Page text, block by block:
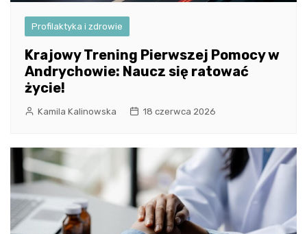
Profilaktyka i zdrowie
Krajowy Trening Pierwszej Pomocy w
Andrychowie: Naucz się ratować
życie!
Kamila Kalinowska 18 czerwca 2026